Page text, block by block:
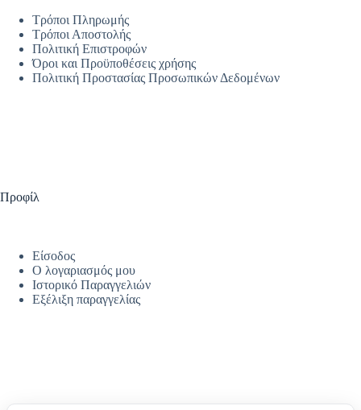
Τρόποι Πληρωμής
Τρόποι Αποστολής
Πολιτική Επιστροφών
Όροι και Προϋποθέσεις χρήσης
Πολιτική Προστασίας Προσωπικών Δεδομένων
Προφίλ
Είσοδος
Ο λογαριασμός μου
Ιστορικό Παραγγελιών
Εξέλιξη παραγγελίας